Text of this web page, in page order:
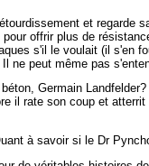
et regarde
offrir plus de
s'il le voulait (il s'en
ne peut même pas
Germain
il rate son coup et
à savoir si le Dr